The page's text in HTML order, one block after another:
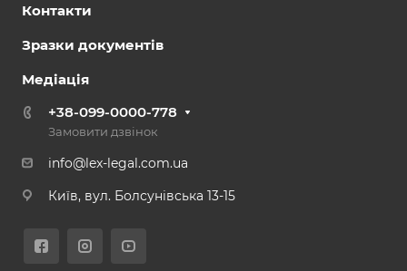
Контакти
Зразки документів
Медіація
+38-099-0000-778
Замовити дзвінок
info@lex-legal.com.ua
Київ, вул. Болсунівська 13-15